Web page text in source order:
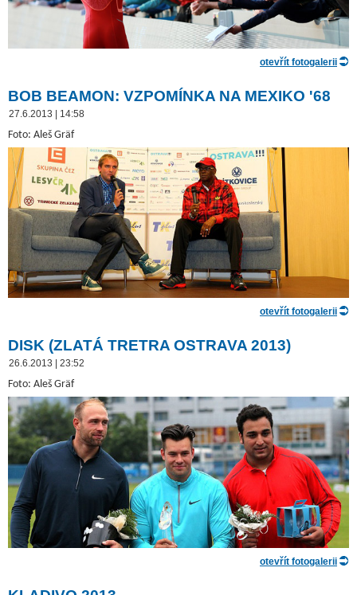
otevřít fotogalerii
BOB BEAMON: VZPOMÍNKA NA MEXIKO '68
27.6.2013 | 14:58
Foto: Aleš Gräf
otevřít fotogalerii
DISK (ZLATÁ TRETRA OSTRAVA 2013)
26.6.2013 | 23:52
Foto: Aleš Gräf
otevřít fotogalerii